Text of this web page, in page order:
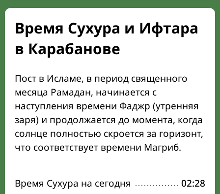
Время Сухура и Ифтара
в Карабанове
Пост в Исламе, в период священного
месяца Рамадан, начинается с
наступления времени Фаджр (утренняя
заря) и продолжается до момента, когда
солнце полностью скроется за горизонт,
что соответствует времени Магриб.
Время Сухура на сегодня 02:28